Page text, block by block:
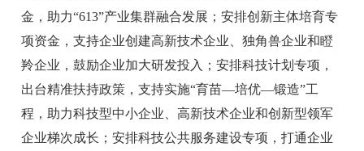
金，助力“613”产业集群融合发展；安排创新主体培育专
项资金，支持企业创建高新技术企业、独角兽企业和瞪
羚企业，鼓励企业加大研发投入；安排科技计划专项，
出台精准扶持政策，支持实施“育苗—培优—锻造”工
程，助力科技型中小企业、高新技术企业和创新型领军
企业梯次成长；安排科技公共服务建设专项，打通企业